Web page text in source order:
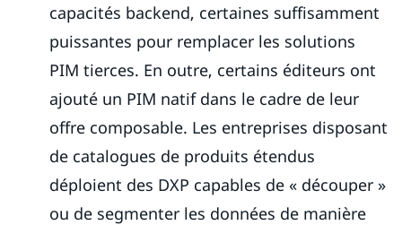
capacités backend, certaines suffisamment
puissantes pour remplacer les solutions
PIM tierces. En outre, certains éditeurs ont
ajouté un PIM natif dans le cadre de leur
offre composable. Les entreprises disposant
de catalogues de produits étendus
déploient des DXP capables de « découper »
ou de segmenter les données de manière